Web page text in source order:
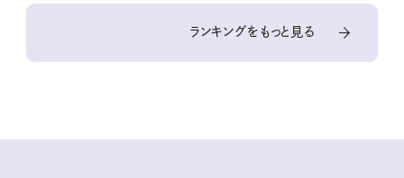
ランキングをもっと見る